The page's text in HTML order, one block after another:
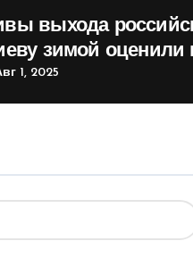
выхода
зимой оценили
1, 2025